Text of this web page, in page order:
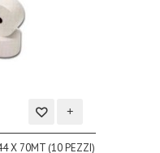
Aggiungi
alla
X 70MT (10 PEZZI)